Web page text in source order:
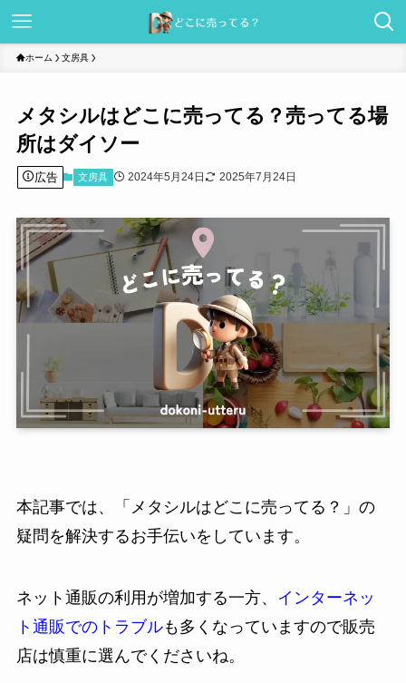
ホーム 文房具
メタシルはどこに売ってる？売ってる場
所はダイソー
広告 文房具 2024年5月24日 2025年7月24日
本記事では、「メタシルはどこに売ってる？」の
疑問を解決するお手伝いをしています。
ネット通販の利用が増加する一方、
インターネッ
ト通販でのトラブルも多くなっていますので販売
店は慎重に選んでくださいね。